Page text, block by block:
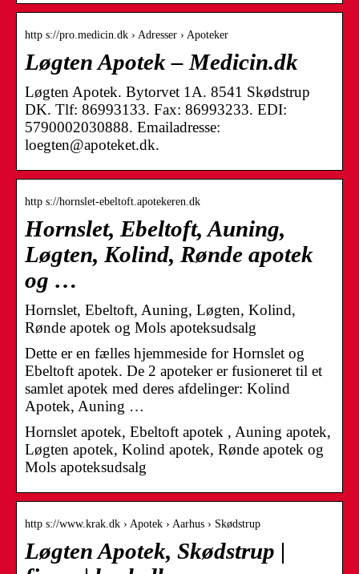
http s://pro.medicin.dk › Adresser › Apoteker
Løgten Apotek – Medicin.dk
Løgten Apotek. Bytorvet 1A. 8541 Skødstrup
DK. Tlf: 86993133. Fax: 86993233. EDI:
5790002030888. Emailadresse:
loegten@apoteket.dk.
http s://hornslet-ebeltoft.apotekeren.dk
Hornslet, Ebeltoft, Auning,
Løgten, Kolind, Rønde apotek
og …
Hornslet, Ebeltoft, Auning, Løgten, Kolind,
Rønde apotek og Mols apoteksudsalg
Dette er en fælles hjemmeside for Hornslet og
Ebeltoft apotek. De 2 apoteker er fusioneret til et
samlet apotek med deres afdelinger: Kolind
Apotek, Auning …
Hornslet apotek, Ebeltoft apotek , Auning apotek,
Løgten apotek, Kolind apotek, Rønde apotek og
Mols apoteksudsalg
http s://www.krak.dk › Apotek › Aarhus › Skødstrup
Løgten Apotek, Skødstrup |